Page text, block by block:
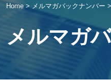
Home> メルマガバックナンバー >
メルマガ